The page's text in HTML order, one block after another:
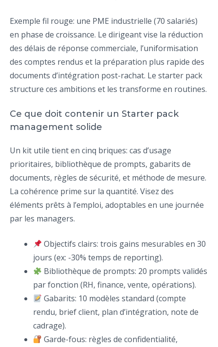
Exemple fil rouge: une PME industrielle (70 salariés)
en phase de croissance. Le dirigeant vise la réduction
des délais de réponse commerciale, l’uniformisation
des comptes rendus et la préparation plus rapide des
documents d’intégration post-rachat. Le starter pack
structure ces ambitions et les transforme en routines.
Ce que doit contenir un Starter pack
management solide
Un kit utile tient en cinq briques: cas d’usage
prioritaires, bibliothèque de prompts, gabarits de
documents, règles de sécurité, et méthode de mesure.
La cohérence prime sur la quantité. Visez des
éléments prêts à l’emploi, adoptables en une journée
par les managers.
Objectifs clairs: trois gains mesurables en 30
jours (ex: -30% temps de reporting).
Bibliothèque de prompts: 20 prompts validés
par fonction (RH, finance, vente, opérations).
Gabarits: 10 modèles standard (compte
rendu, brief client, plan d’intégration, note de
cadrage).
Garde-fous: règles de confidentialité,